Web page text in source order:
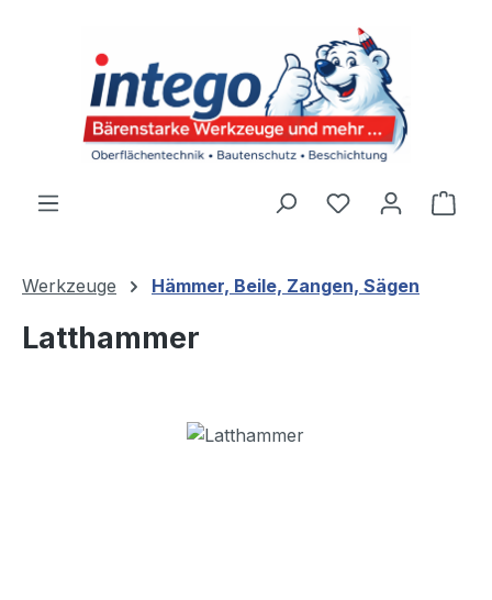
Du hast 0
Werkzeuge Hämmer, Beile, Zangen, Sägen
Latthammer
Bildergalerie überspringen